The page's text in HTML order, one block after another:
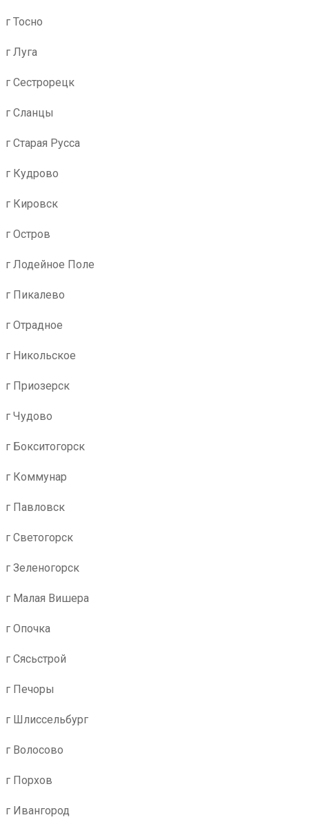
г Тосно
г Луга
г Сестрорецк
г Сланцы
г Старая Русса
г Кудрово
г Кировск
г Остров
г Лодейное Поле
г Пикалево
г Отрадное
г Никольское
г Приозерск
г Чудово
г Бокситогорск
г Коммунар
г Павловск
г Светогорск
г Зеленогорск
г Малая Вишера
г Опочка
г Сясьстрой
г Печоры
г Шлиссельбург
г Волосово
г Порхов
г Ивангород